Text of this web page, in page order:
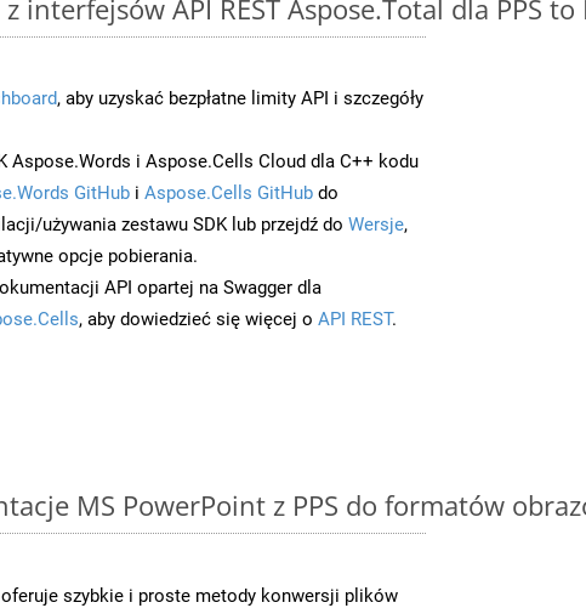
interfejsów API REST Aspose.Total dla PPS to
, aby uzyskać bezpłatne limity API i szczegóły
Aspose.Words i Aspose.Cells Cloud dla C++ kodu
GitHub i Aspose.Cells GitHub do
używania zestawu SDK lub przejdź do Wersje,
opcje pobierania.
API opartej na Swagger dla
, aby dowiedzieć się więcej o API REST.
MS PowerPoint z PPS do formatów
szybkie i proste metody konwersji plików